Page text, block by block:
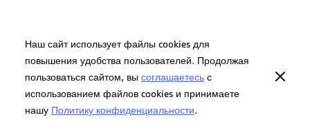
Наш сайт использует файлы cookies для
повышения удобства пользователей. Продолжая
пользоваться сайтом, вы соглашаетесьс
использованием файлов cookies и принимаете
нашу Политику конфиденциальности.